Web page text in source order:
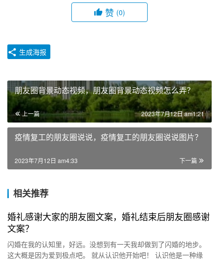
赞 (0)
生成海报
朋友圈背景动态视频，朋友圈背景动态视频怎么弄？
上一篇 2023年7月12日 am1:21
疫情复工的朋友圈说说，疫情复工的朋友圈说说图片？
下一篇
2023年7月12日 am4:33
相关推荐
婚礼感谢大家的朋友圈文案，婚礼结束后朋友圈感谢
文案？
闪婚在我的认知里，好远。没想到有一天我却做到了闪婚的地步。
这大概是因为爱到极点吧。 就从认识他开始吧！ 认识他是一种缘